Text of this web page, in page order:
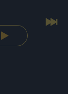
Next